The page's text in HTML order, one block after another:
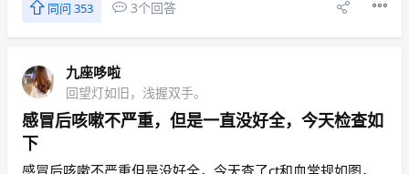
同问 353 3个回答
九座哆啦
回望灯如旧，浅握双手。
感冒后咳嗽不严重，但是一直没好全，今天检查如
下
感冒后咳嗽不严重但是没好全，今天查了ct和血常规如图，